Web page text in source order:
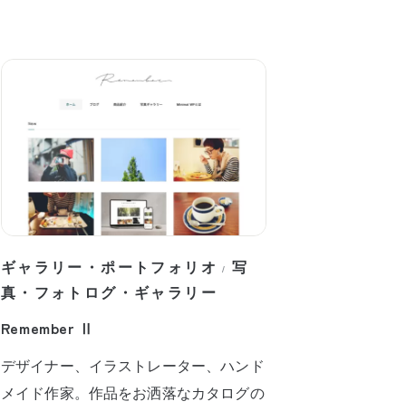
ギャラリー・ポートフォリオ /写
真・フォトログ・ギャラリー
Remember Ⅱ
デザイナー、イラストレーター、ハンド
メイド作家。作品をお洒落なカタログの